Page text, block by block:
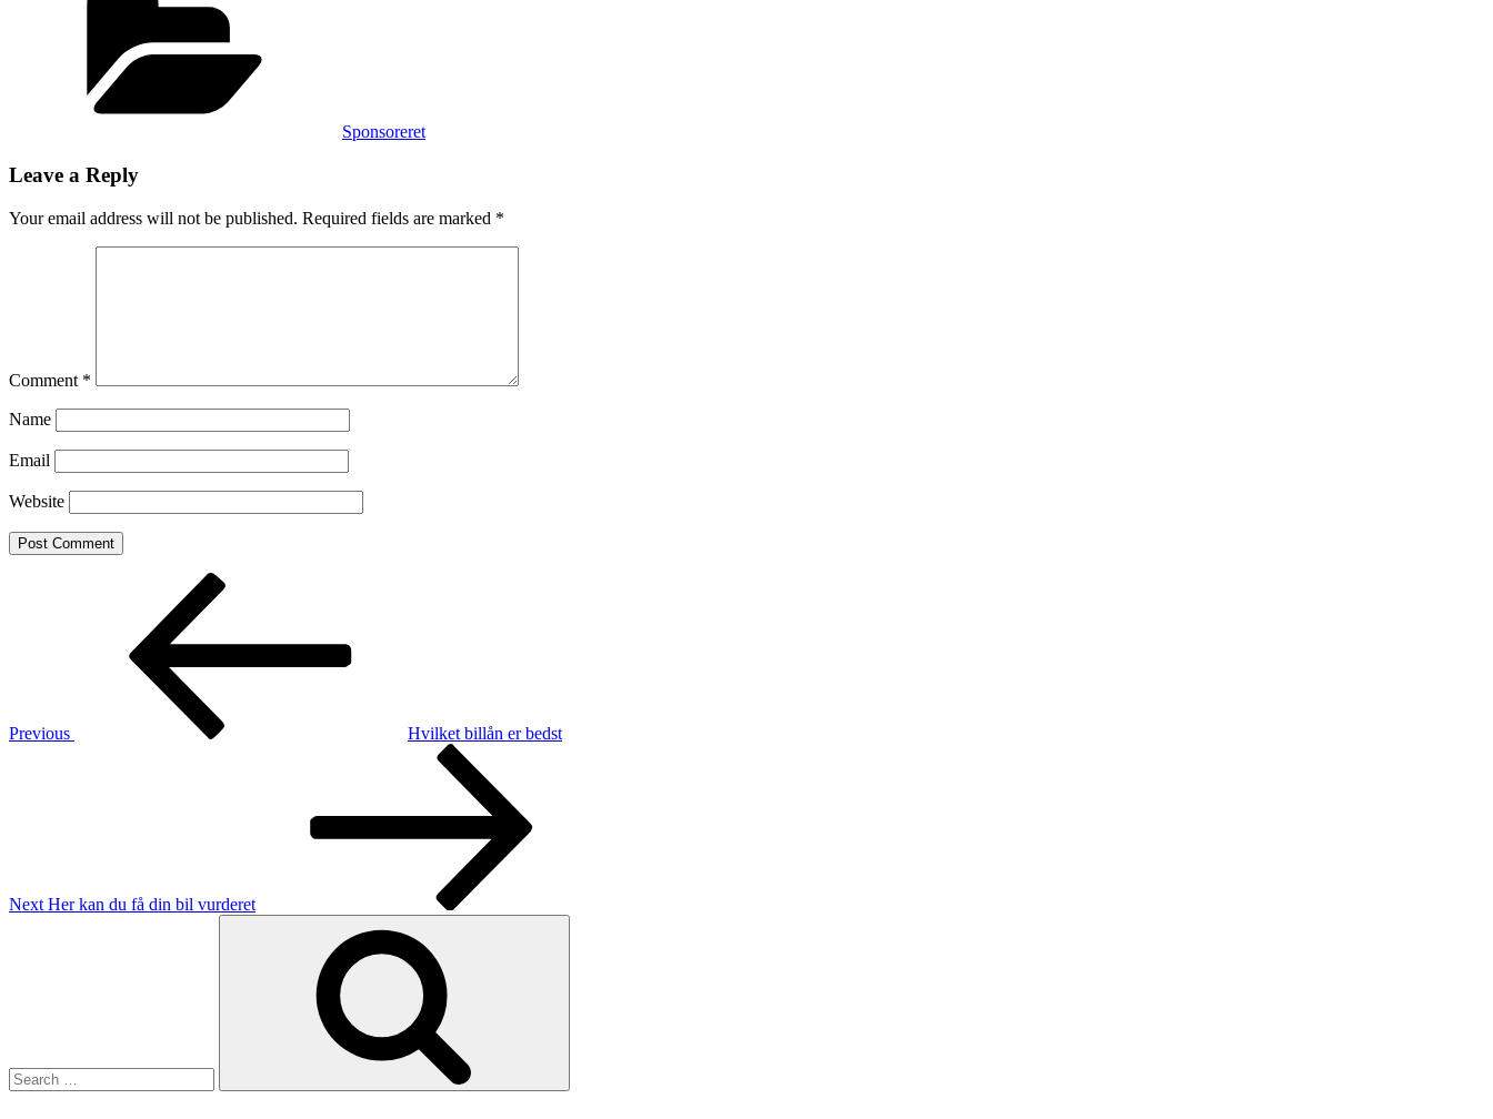
Sponsoreret
Leave a Reply
Your email address will not be published. Required fields are marked *
Comment *
Name
Email
Website
Previous
Hvilket billån er bedst
Next Her kan du få din bil vurderet